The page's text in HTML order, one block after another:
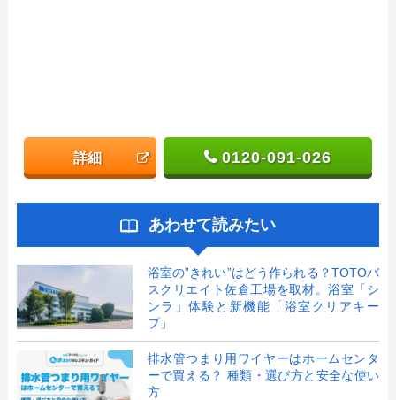
詳細 0120-091-026
あわせて読みたい
浴室の”きれい”はどう作られる？TOTOバ
スクリエイト佐倉工場を取材。浴室「シ
ンラ」体験と新機能「浴室クリアキー
プ」
排水管つまり用ワイヤーはホームセンタ
ーで買える？ 種類・選び方と安全な使い
方